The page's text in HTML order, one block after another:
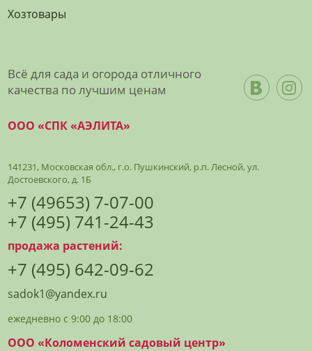
Хозтовары
Всё для сада и огорода отличного
качества по лучшим ценам
ООО «СПК «АЭЛИТА»
141231, Московская обл., г.о. Пушкинский, р.п. Лесной, ул.
Достоевского, д. 1Б
+7 (49653) 7-07-00
+7 (495) 741-24-43
продажа растений:
+7 (495) 642-09-62
sadok1@yandex.ru
ежедневно с 9:00 до 18:00
ООО «Коломенский садовый центр»